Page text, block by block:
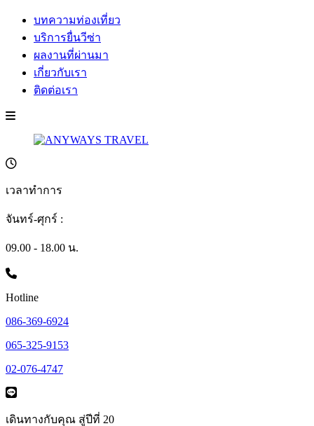
บทความท่องเที่ยว
บริการยื่นวีซ่า
ผลงานที่ผ่านมา
เกี่ยวกับเรา
ติดต่อเรา
เวลาทำการ
จันทร์-ศุกร์ :
09.00 - 18.00 น.
Hotline
086-369-6924
065-325-9153
02-076-4747
เดินทางกับคุณ สู่ปีที่ 20